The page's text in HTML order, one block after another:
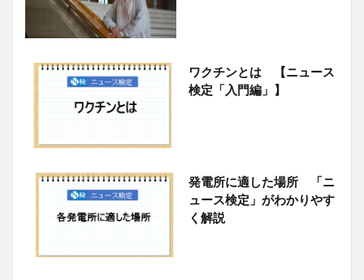
ワクチンとは 【ニュース
検定「入門編」】
発電所に適した場所 「ニ
ュース検定」がわかりやす
く解説